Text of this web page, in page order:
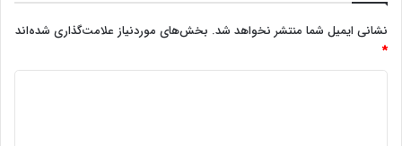
نشانی ایمیل شما منتشر نخواهد شد. بخش‌های موردنیاز علامت‌گذاری شده‌اند
*